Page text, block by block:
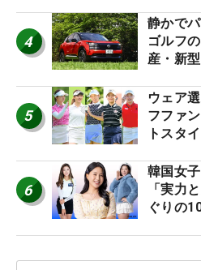
4
静かで
ゴルフ
産・新
5
ウェア
フファ
トスタ
6
韓国女
「実力
ぐりの